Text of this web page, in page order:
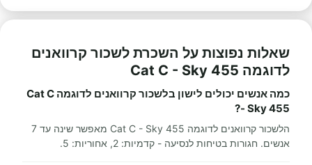
שאלות נפוצות על השכרת לשכור קרוואנים
לדוגמה Cat C - Sky 455
כמה אנשים יכולים לישון בלשכור קרוואנים לדוגמה Cat C
- Sky 455?
הלשכור קרוואנים לדוגמה Cat C - Sky 455 מאפשר שינה עד 7
אנשים. חגורות בטיחות לנסיעה - קדמיות: 2, אחוריות: 5.